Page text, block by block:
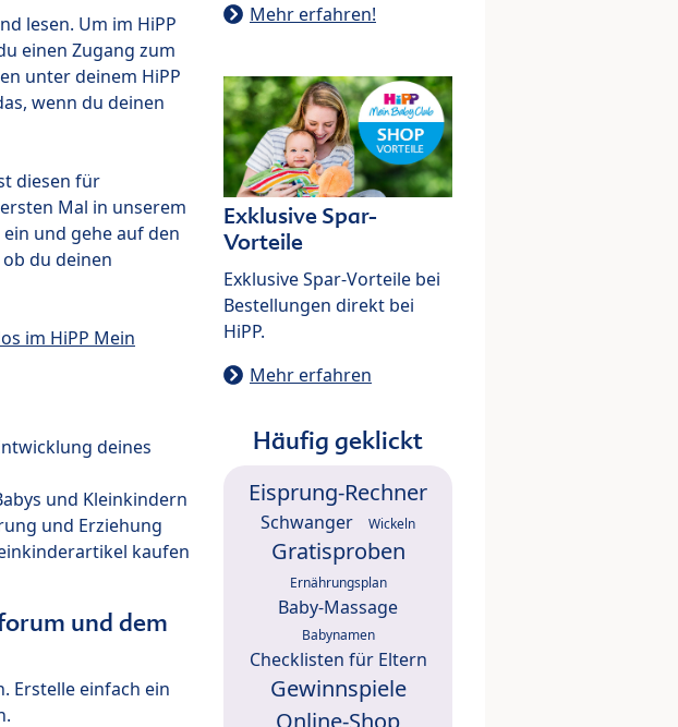
lesen. Um im HiPP
einen Zugang zum
unter deinem HiPP
wenn du deinen
diesen für
Mal in unserem
und gehe auf den
du deinen
im HiPP Mein
deines
und Kleinkindern
und Erziehung
kaufen
und dem
Erstelle einfach ein
Mehr erfahren!
Exklusive Spar-
Vorteile
Exklusive Spar-Vorteile bei
Bestellungen direkt bei
HiPP.
Mehr erfahren
Häufig geklickt
Eisprung-Rechner
Schwanger Wickeln
Gratisproben
Ernährungsplan
Baby-Massage
Babynamen
Checklisten für Eltern
Gewinnspiele